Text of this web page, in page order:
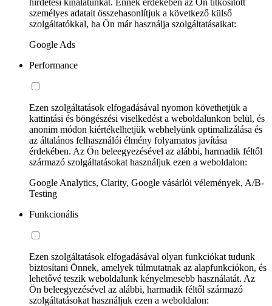
hirdetési kínálatunkat. Ennek érdekében az Ön titkosított
személyes adatait összehasonlítjuk a következő külső
szolgáltatókkal, ha Ön már használja szolgáltatásaikat:
Google Ads
Performance
Ezen szolgáltatások elfogadásával nyomon követhetjük a
kattintási és böngészési viselkedést a weboldalunkon belül, és
anonim módon kiértékelhetjük webhelyünk optimalizálása és
az általános felhasználói élmény folyamatos javítása
érdekében. Az Ön beleegyezésével az alábbi, harmadik féltől
származó szolgáltatásokat használjuk ezen a weboldalon:
Google Analytics, Clarity, Google vásárlói vélemények, A/B-
Testing
Funkcionális
Ezen szolgáltatások elfogadásával olyan funkciókat tudunk
biztosítani Önnek, amelyek túlmutatnak az alapfunkciókon, és
lehetővé teszik weboldalunk kényelmesebb használatát. Az
Ön beleegyezésével az alábbi, harmadik féltől származó
szolgáltatásokat használjuk ezen a weboldalon: